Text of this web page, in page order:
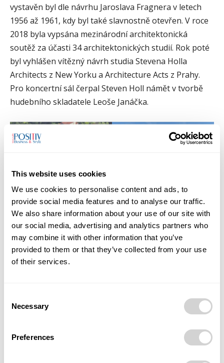
This website uses cookies
We use cookies to personalise content and ads, to
provide social media features and to analyse our traffic.
We also share information about your use of our site with
our social media, advertising and analytics partners who
may combine it with other information that you’ve
provided to them or that they’ve collected from your use
of their services.
Selection
Necessary
Preferences
vystavěn byl dle návrhu Jaroslava Fragnera v letech
1956 až 1961, kdy byl také slavnostně otevřen. V roce
2018 byla vypsána mezinárodní architektonická
soutěž za účasti 34 architektonických studií. Rok poté
byl vyhlášen vítězný návrh studia Stevena Holla
Architects z New Yorku a Architecture Acts z Prahy.
Pro koncertní sál čerpal Steven Holl námět v tvorbě
hudebního skladatele Leoše Janáčka.
Studie stavby pak byla dokončena v roce 2020 a
obsáhla i rekonstrukci stávajícího kulturního domu.
Následovaly průzkumné práce v lokalitě, vytvoření
akustického modelu i příslušný administrativní proces,
byla podána žádost o vydání společného územního
fáze prací, zahrnující přípravu území, byla zahájena
vloni. Na počátku roku 2024 byl vybrán zhotovitel
druhé fáze prací, kterým je Sdružení pro koncertní
halu, jehož společníky jsou společnosti IMOS Brno a.